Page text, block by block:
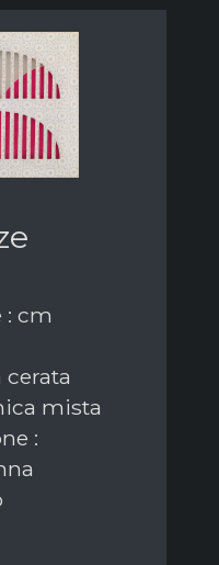
: cm
cerata
mista
: